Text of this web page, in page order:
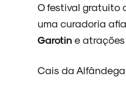
O festival gratuito
uma curadoria
Garotine
Cais da